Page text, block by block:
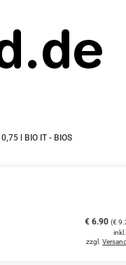
l BIO IT - BIOS
€ 6.90 (€
zzgl.